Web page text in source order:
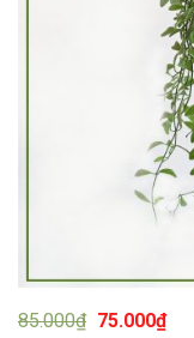
85.000₫ Giá
75.000₫Giá